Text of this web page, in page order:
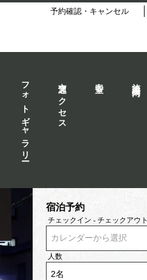
予約確認・キャンセル
交通アクセス
フォトギャラリー
宿泊予約
チェックイン - チェックアウト
カレンダーから選択
人数